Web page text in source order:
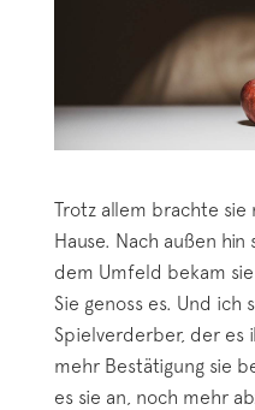
Trotz allem brachte
Hause. Nach außen
dem Umfeld bekam
Sie genoss es. Und ich
Spielverderber, der es
mehr Bestätigung sie
es sie an, noch mehr